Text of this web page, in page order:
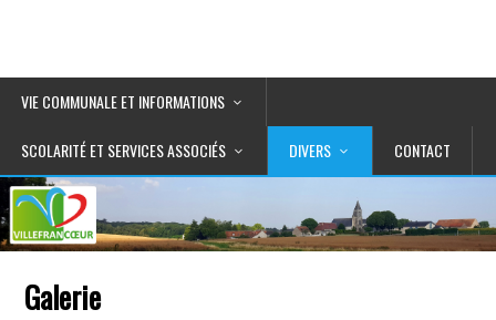
VIE COMMUNALE ET INFORMATIONS
SCOLARITÉ ET SERVICES ASSOCIÉS DIVERS CONTACT
Galerie